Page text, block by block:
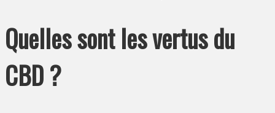
Quelles sont les vertus du
CBD ?